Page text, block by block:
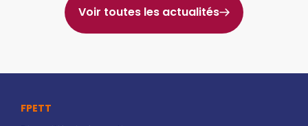
Voir toutes les actualités
FPETT